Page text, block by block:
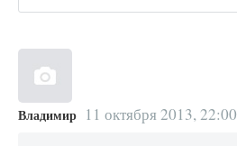
Владимир 11 октября 2013, 22:00